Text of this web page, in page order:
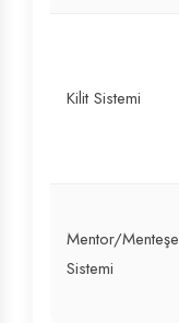
Kilit Sistemi
Mentor/Menteşe
Sistemi